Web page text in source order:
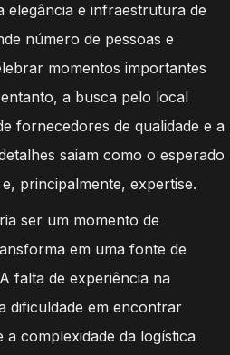
elegância e infraestrutura de
número de pessoas e
momentos importantes
a busca pelo local
fornecedores de qualidade e a
saiam como o esperado
principalmente, expertise.
ser um momento de
em uma fonte de
falta de experiência na
dificuldade em encontrar
complexidade da logística